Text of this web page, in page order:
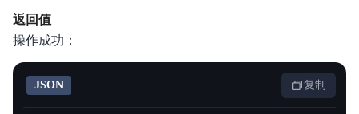
返回值
操作成功：
JSON 复制